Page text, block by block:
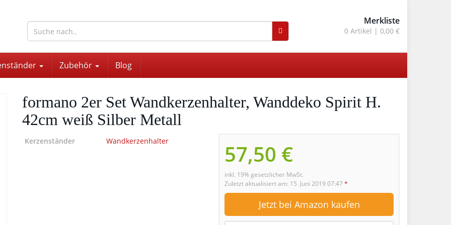
Merkliste
0 Artikel | 0,00 €
Zubehör Blog
formano 2er Set Wandkerzenhalter, Wanddeko Spirit H.
42cm weiß Silber Metall
57,50 €
inkl. 19% gesetzlicher MwSt.
Zuletzt aktualisiert am: 15. Juni 2019 07:47 *
Jetzt bei Amazon kaufen
Kerzenständer Wandkerzenhalter